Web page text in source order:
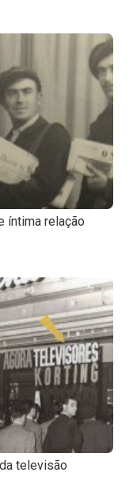
íntima relação
televisão